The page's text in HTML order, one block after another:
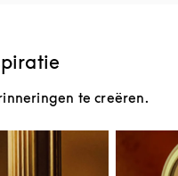
te creëren.